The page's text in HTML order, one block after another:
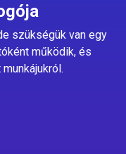
szükségük van egy
működik, és